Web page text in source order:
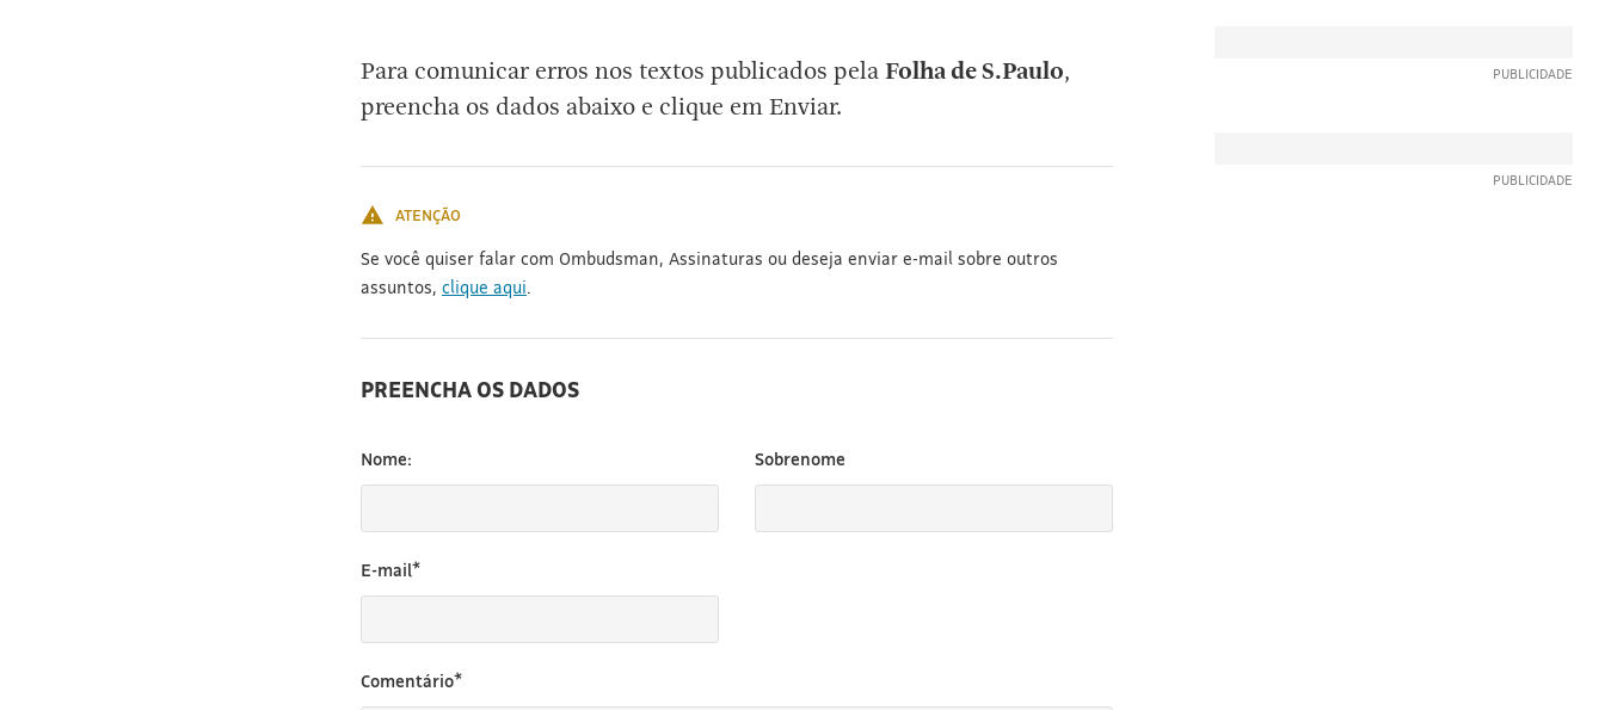
Para comunicar erros nos textos publicados pelaFolha de S.Paulo,
preencha os dados abaixo e clique em Enviar.
ATENÇÃO
Se você quiser falar com Ombudsman, Assinaturas ou deseja enviar e-mail sobre outros
assuntos, clique aqui.
PREENCHA OS DADOS
Nome: Sobrenome
E-mail*
Comentário*